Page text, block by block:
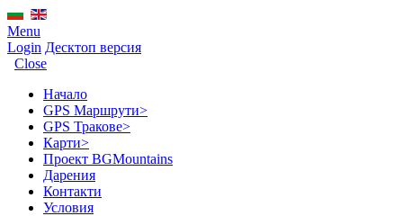
Menu
Login Десктоп версия
Close
Начало
GPS Mаршрути>
GPS Тракове>
Карти>
Проект BGMountains
Дарения
Контакти
Условия